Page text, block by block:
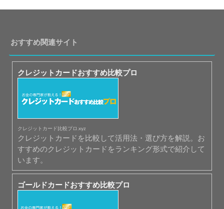
おすすめ関連サイト
クレジットカードおすすめ比較プロ
クレジットカード比較プロ.xyz
クレジットカードを比較して活用法・選び方を解説。お
すすめのクレジットカードをランキング形式で紹介して
います。
ゴールドカードおすすめ比較プロ